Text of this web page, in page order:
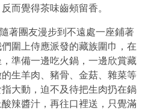
而覺得茶味齒頰留香。
著團友漫步到不遠處一座鋪著
圍上侍應派發的藏族圍巾，在
準備一邊吃火鍋，一邊欣賞藏
生羊肉、豬骨、金菇、雜菜等
大動，迫不及待把生肉扔在鍋
辣醬汁，再往口裡送，只覺滿